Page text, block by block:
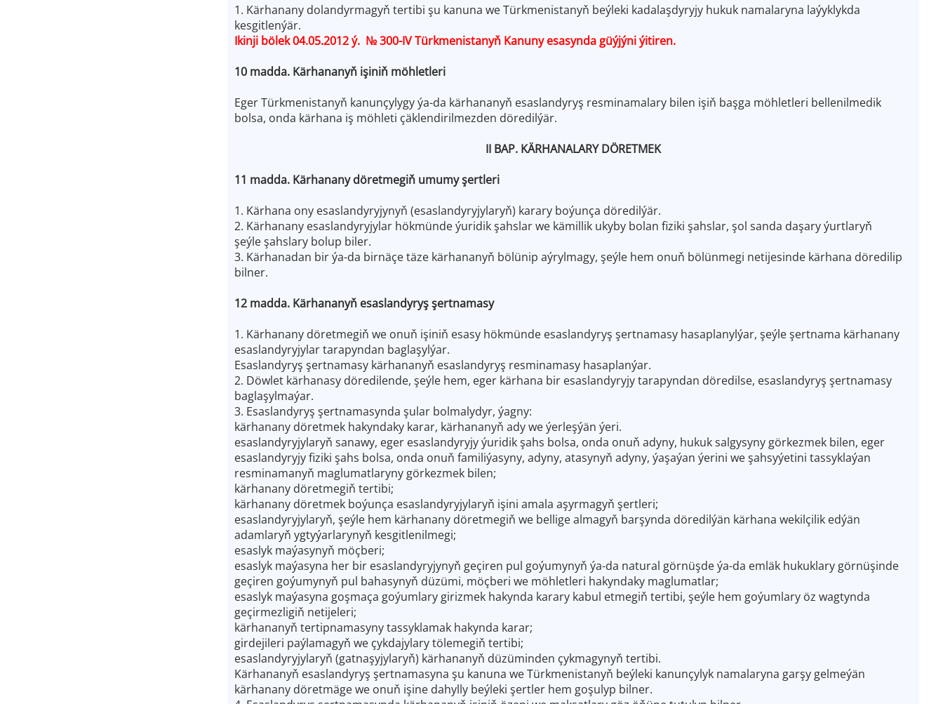
1. Kärhanany dolandyrmagyň tertibi şu kanuna we Türkmenistanyň beýleki kadalaşdyryjy hukuk namalaryna laýyklykda
kesgitlenýär.
Ikinji bölek 04.05.2012 ý. № 300-IV Türkmenistanyň Kanuny esasynda güýjýni ýitiren.
10 madda. Kärhananyň işiniň möhletleri
Eger Türkmenistanyň kanunçylygy ýa-da kärhananyň esaslandyryş resminamalary bilen işiň başga möhletleri bellenilmedik
bolsa, onda kärhana iş möhleti çäklendirilmezden döredilýär.
II BAP. KÄRHANALARY DÖRETMEK
11 madda. Kärhanany döretmegiň umumy şertleri
1. Kärhana ony esaslandyryjynyň (esaslandyryjylaryň) karary boýunça döredilýär.
2. Kärhanany esaslandyryjylar hökmünde ýuridik şahslar we kämillik ukyby bolan fiziki şahslar, şol sanda daşary ýurtlaryň
şeýle şahslary bolup biler.
3. Kärhanadan bir ýa-da birnäçe täze kärhananyň bölünip aýrylmagy, şeýle hem onuň bölünmegi netijesinde kärhana döredilip
bilner.
12 madda. Kärhananyň esaslandyryş şertnamasy
1. Kärhanany döretmegiň we onuň işiniň esasy hökmünde esaslandyryş şertnamasy hasaplanylýar, şeýle şertnama kärhanany
esaslandyryjylar tarapyndan baglaşylýar.
Esaslandyryş şertnamasy kärhananyň esaslandyryş resminamasy hasaplanýar.
2. Döwlet kärhanasy döredilende, şeýle hem, eger kärhana bir esaslandyryjy tarapyndan döredilse, esaslandyryş şertnamasy
baglaşylmaýar.
3. Esaslandyryş şertnamasynda şular bolmalydyr, ýagny:
kärhanany döretmek hakyndaky karar, kärhananyň ady we ýerleşýän ýeri.
esaslandyryjylaryň sanawy, eger esaslandyryjy ýuridik şahs bolsa, onda onuň adyny, hukuk salgysyny görkezmek bilen, eger
esaslandyryjy fiziki şahs bolsa, onda onuň familiýasyny, adyny, atasynyň adyny, ýaşaýan ýerini we şahsyýetini tassyklaýan
resminamanyň maglumatlaryny görkezmek bilen;
kärhanany döretmegiň tertibi;
kärhanany döretmek boýunça esaslandyryjylaryň işini amala aşyrmagyň şertleri;
esaslandyryjylaryň, şeýle hem kärhanany döretmegiň we bellige almagyň barşynda döredilýän kärhana wekilçilik edýän
adamlaryň ygtyýarlarynyň kesgitlenilmegi;
esaslyk maýasynyň möçberi;
esaslyk maýasyna her bir esaslandyryjynyň geçiren pul goýumynyň ýa-da natural görnüşde ýa-da emläk hukuklary görnüşinde
geçiren goýumynyň pul bahasynyň düzümi, möçberi we möhletleri hakyndaky maglumatlar;
esaslyk maýasyna goşmaça goýumlary girizmek hakynda karary kabul etmegiň tertibi, şeýle hem goýumlary öz wagtynda
geçirmezligiň netijeleri;
kärhananyň tertipnamasyny tassyklamak hakynda karar;
girdejileri paýlamagyň we çykdajylary tölemegiň tertibi;
esaslandyryjylaryň (gatnaşyjylaryň) kärhananyň düzüminden çykmagynyň tertibi.
Kärhananyň esaslandyryş şertnamasyna şu kanuna we Türkmenistanyň beýleki kanunçylyk namalaryna garşy gelmeýän
kärhanany döretmäge we onuň işine dahylly beýleki şertler hem goşulyp bilner.